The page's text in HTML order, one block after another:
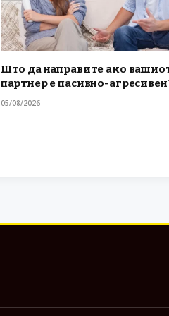
Што да направите ако
партнер е пасивно-
05/08/2026